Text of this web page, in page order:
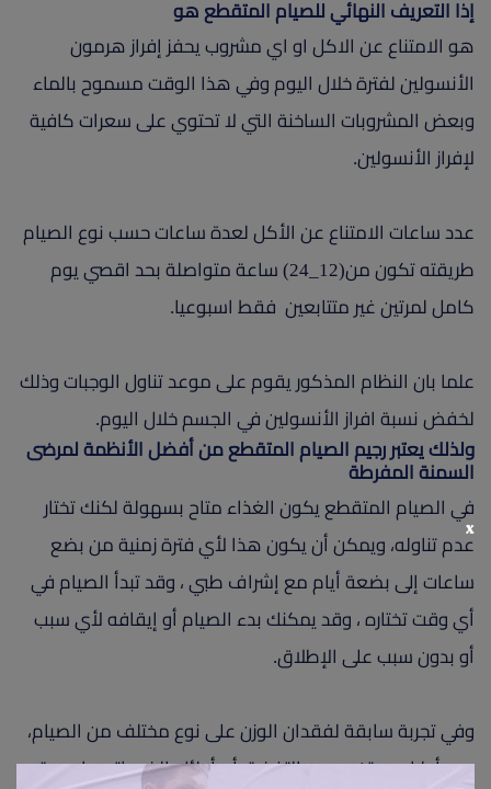
إذا التعريف النهائي للصيام المتقطع هو
هو الامتناع عن الاكل او اي مشروب يحفز إفراز هرمون
الأنسولين لفترة خلال اليوم وفي هذا الوقت مسموح بالماء
وبعض المشروبات الساخنة التي لا تحتوي على سعرات كافية
لإفراز الأنسولين.
عدد ساعات الامتناع عن الأكل لعدة ساعات حسب نوع الصيام
طريقته تكون من(12_24) ساعة متواصلة بحد اقصي يوم
كامل لمرتين غير متتابعين فقط اسبوعيا.
علما بان النظام المذكور يقوم على موعد تناول الوجبات وذلك
لخفض نسبة افراز الأنسولين في الجسم خلال اليوم.
ولذلك يعتبر رجيم الصيام المتقطع من أفضل الأنظمة لمرضى
السمنة المفرطة
في الصيام المتقطع يكون الغذاء متاح بسهولة لكنك تختار
عدم تناوله، ويمكن أن يكون هذا لأي فترة زمنية من بضع
ساعات إلى بضعة أيام مع إشراف طبي ، وقد تبدأ الصيام في
أي وقت تختاره ، وقد يمكنك بدء الصيام أو إيقافه لأي سبب
أو بدون سبب على الإطلاق.
وفي تجربة سابقة لفقدان الوزن على نوع مختلف من الصيام،
وجد أطباء ومتخصصين التغذية أن أولئك الذين اتبعوا حمية
x